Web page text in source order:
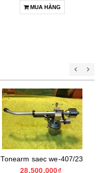
MUA HÀNG
Tonearm saec we-407/23
28.500.000₫